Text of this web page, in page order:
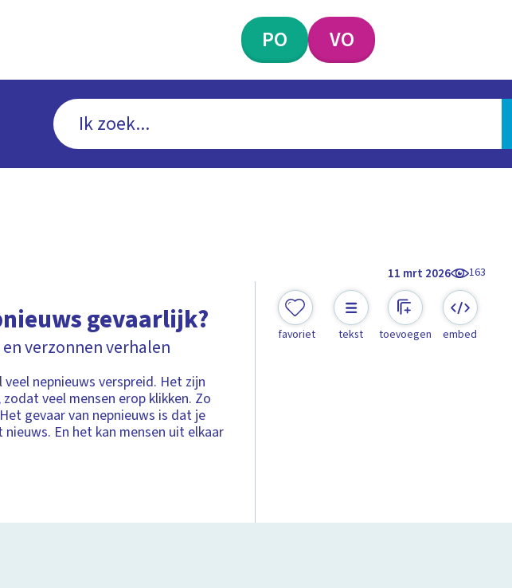
PO VO
11 mrt 2026 163
gevaarlijk?
verzonnen verhalen
nepnieuws verspreid. Het zijn
veel mensen erop klikken. Zo
gevaar van nepnieuws is dat je
En het kan mensen uit elkaar
favoriet tekst toevoegen embed